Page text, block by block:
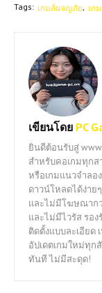
Tags: เกมส์ผจญภัย เก
เขียนโดย PC
ยินดีต้อนรับสู่
สำหรับคอเกมทุกส
หรือเกมแนวจำล
ดาวน์โหลดได้ง่าย
และไม่มีโฆษณาก
และไม่มีไวรัส รอ
ติดตั้งแบบละเอียด
อัปเดตเกมใหม่ทุก
ทันที ไม่มีสะดุด!